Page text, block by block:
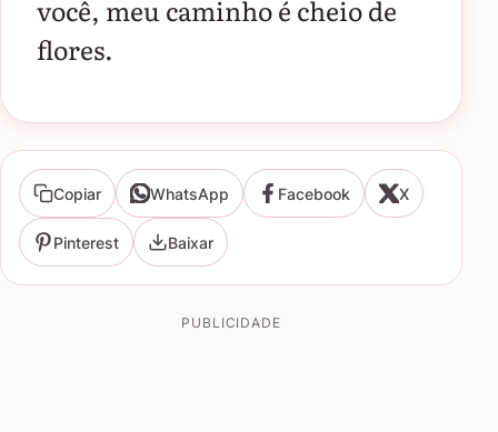
você, meu caminho é cheio de
flores.
Copiar WhatsApp Facebook X
Pinterest Baixar
PUBLICIDADE